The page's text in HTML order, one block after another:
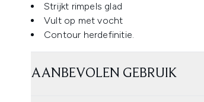
Strijkt rimpels glad
Vult op met vocht
Contour herdefinitie.
AANBEVOLEN GEBRUIK